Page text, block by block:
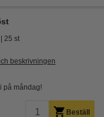
25 st
beskrivningen
på måndag!
Beställ